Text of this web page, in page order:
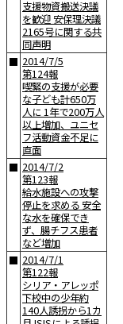
支援物資搬送決議
を歓迎 安保理決議
2165号に関する共
同声明
■ 2014/7/5
第124報
喫緊の支援が必要
な子ども計650万
人に 1年で200万人
以上増加、ユニセ
フ活動資金不足に
直面
■ 2014/7/2
第123報
給水施設への攻撃
停止を求める 安全
な水を確保でき
ず、腸チフス患者
など増加
■ 2014/7/1
第122報
シリア・アレッポ
下校中の少年約
140人誘拐から1カ